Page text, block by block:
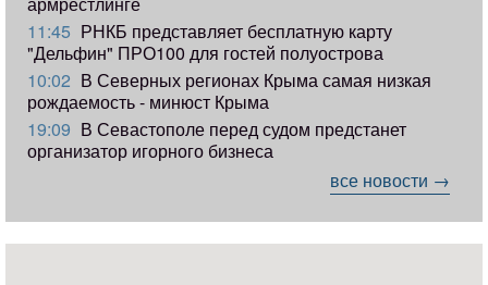
11:45 РНКБ представляет бесплатную карту
"Дельфин" ПРО100 для гостей полуострова
10:02 В Северных регионах Крыма самая низкая
рождаемость - минюст Крыма
19:09 В Севастополе перед судом предстанет
организатор игорного бизнеса
все новости →